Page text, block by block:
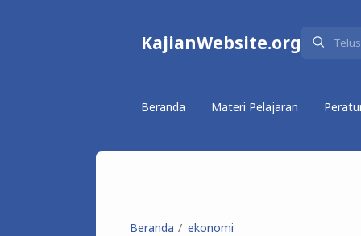
KajianWebsite.org
Beranda Materi Pelajaran
Beranda ekonomi